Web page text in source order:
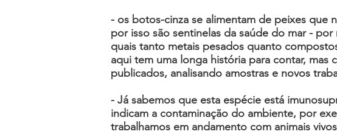
- os botos-cinza se alimentam de peixes que
por isso são sentinelas da saúde do mar -
quais tanto metais pesados quanto
aqui tem uma longa história para contar, mas
publicados, analisando amostras e novos
- Já sabemos que esta espécie está
indicam a contaminação do ambiente, por
trabalhamos em andamento com animais